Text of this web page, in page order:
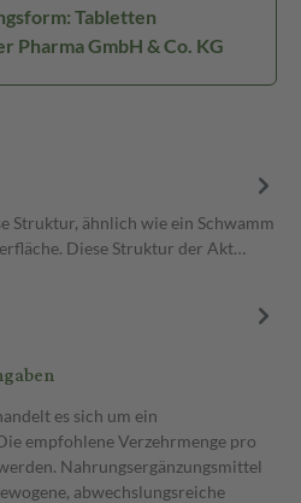
Tabletten
Pharma GmbH & Co. KG
Struktur, ähnlich wie ein Schwamm
Diese Struktur der Akt…
es sich um ein
empfohlene Verzehrmenge pro
Nahrungsergänzungsmittel
abwechslungsreiche